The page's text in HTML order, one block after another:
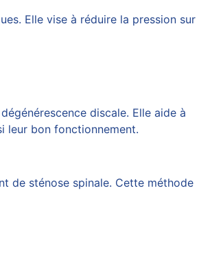
Elle vise à réduire la pression sur
discale. Elle aide à
leur bon fonctionnement.
de sténose spinale. Cette méthode